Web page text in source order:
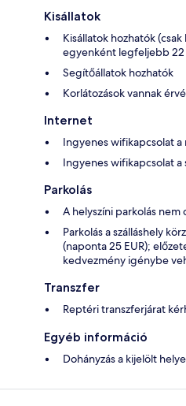
Kisállatok
Kisállatok hozhatók (csak
egyenként legfeljebb
Segítőállatok hozhatók
Korlátozások vannak
Internet
Ingyenes wifikapcsolat
Ingyenes wifikapcsolat a
Parkolás
A helyszíni parkolás
Parkolás a szálláshely
(naponta 25 EUR);
kedvezmény igénybe
Transzfer
Reptéri transzferjárat
Egyéb információ
Dohányzás a kijelölt